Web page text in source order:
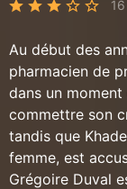
Au début des
pharmacien de
dans un
commettre son
tandis que
femme, est
Grégoire Duval